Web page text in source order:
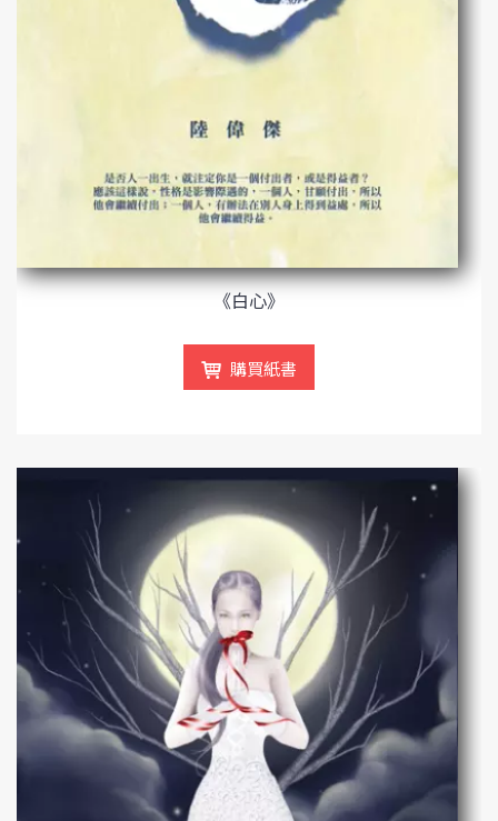
《白心》
購買紙書